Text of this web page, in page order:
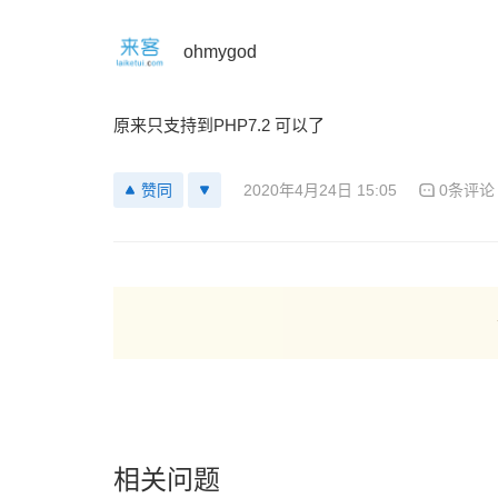
ohmygod
原来只支持到PHP7.2 可以了
赞同 2020年4月24日 15:05 0条评论
相关问题